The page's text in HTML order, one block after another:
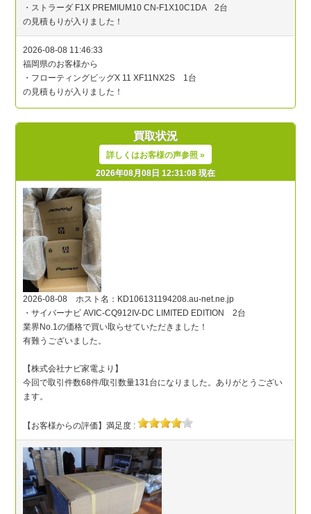
買取状況
詳しくはお客様の声参照 »
2026年08月08日 12:31:08 現在